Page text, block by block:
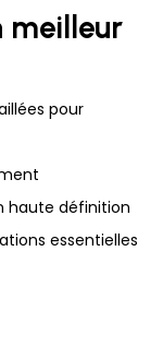
meilleur
pour
haute définition
essentielles